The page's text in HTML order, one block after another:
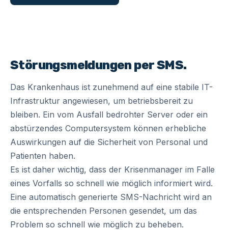
Störungsmeldungen per SMS.
Das Krankenhaus ist zunehmend auf eine stabile IT-
Infrastruktur angewiesen, um betriebsbereit zu
bleiben. Ein vom Ausfall bedrohter Server oder ein
abstürzendes Computersystem können erhebliche
Auswirkungen auf die Sicherheit von Personal und
Patienten haben.
Es ist daher wichtig, dass der Krisenmanager im Falle
eines Vorfalls so schnell wie möglich informiert wird.
Eine automatisch generierte SMS-Nachricht wird an
die entsprechenden Personen gesendet, um das
Problem so schnell wie möglich zu beheben.